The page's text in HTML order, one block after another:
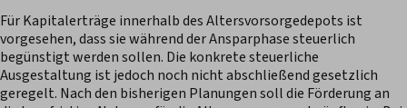
Für Kapitalerträge innerhalb des Altersvorsorgedepots ist
vorgesehen, dass sie während der Ansparphase steuerlich
begünstigt werden sollen. Die konkrete steuerliche
Ausgestaltung ist jedoch noch nicht abschließend gesetzlich
geregelt. Nach den bisherigen Planungen soll die Förderung an